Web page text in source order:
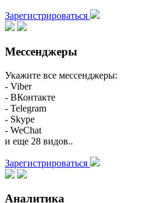
Зарегистрироваться
Мессенджеры
Укажите все мессенджеры:
- Viber
- ВКонтакте
- Telegram
- Skype
- WeChat
и еще 28 видов..
Зарегистрироваться
Аналитика